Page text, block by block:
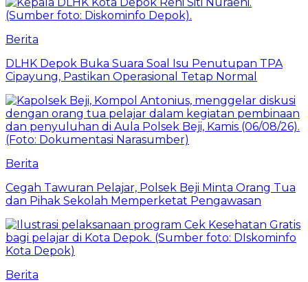
Berita
DLHK Depok Buka Suara Soal Isu Penutupan TPA
Cipayung, Pastikan Operasional Tetap Normal
Berita
Cegah Tawuran Pelajar, Polsek Beji Minta Orang Tua
dan Pihak Sekolah Memperketat Pengawasan
Berita